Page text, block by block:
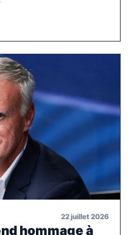
22 juillet 2026
hommage à